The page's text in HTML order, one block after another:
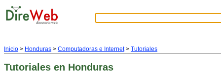
Inicio > Honduras > Computadoras e Internet> Tutoriales
Tutoriales en Honduras